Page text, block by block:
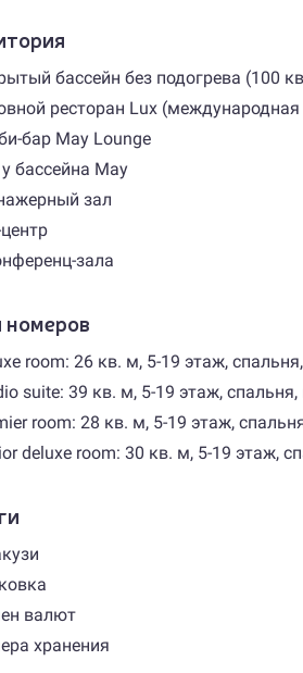
бассейн без подогрева (100
ресторан Lux (международная
бар May Lounge
бассейна May
зал
зала
room: 26 кв. м, 5-19 этаж,
suite: 39 кв. м, 5-19 этаж,
room: 28 кв. м, 5-19 этаж,
deluxe room: 30 кв. м, 5-19 этаж,
валют
хранения